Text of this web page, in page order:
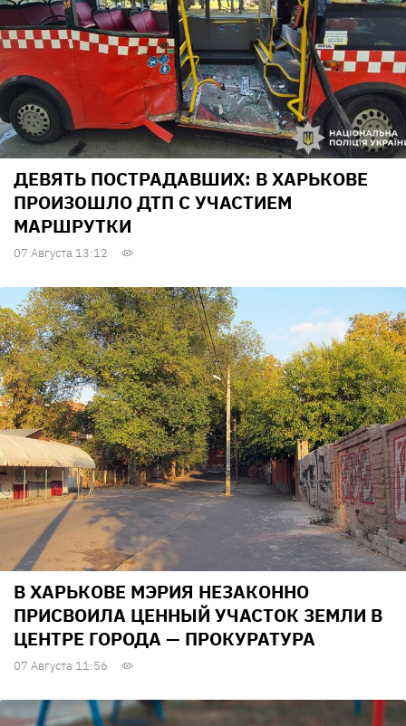
ДЕВЯТЬ ПОСТРАДАВШИХ: В ХАРЬКОВЕ
ПРОИЗОШЛО ДТП С УЧАСТИЕМ
МАРШРУТКИ
07 Августа 13:12
В ХАРЬКОВЕ МЭРИЯ НЕЗАКОННО
ПРИСВОИЛА ЦЕННЫЙ УЧАСТОК ЗЕМЛИ В
ЦЕНТРЕ ГОРОДА — ПРОКУРАТУРА
07 Августа 11:56